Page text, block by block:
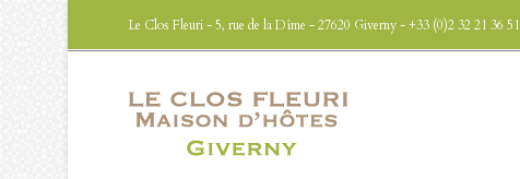
Le Clos Fleuri - 5, rue de la Dîme - 27620 Giverny - +33 (0)2 32 21 36 51